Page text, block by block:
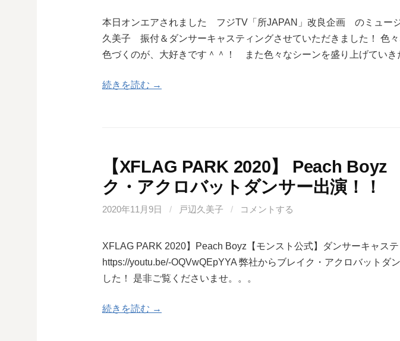
本日オンエアされました フジTV「所JAPAN」改良企画 のミュー
久美子 振付＆ダンサーキャスティングさせていただきました！ 色
色づくのが、大好きです＾＾！ また色々なシーンを盛り上げてい
続きを読む →
【XFLAG PARK 2020】 Peach
ク・アクロバットダンサー出演！！
2020年11月9日 / 戸辺久美子 / コメントする
XFLAG PARK 2020】Peach Boyz【モンスト公式】ダンサーキャス
https://youtu.be/-OQVwQEpYYA 弊社からブレイク・アクロバットダ
した！ 是非ご覧くださいませ。。。
続きを読む →